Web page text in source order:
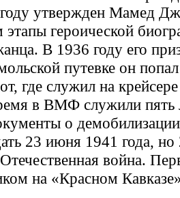
утвержден Мамед
этапы героической
В 1936 году его
путевке он
где служил на
в ВМФ служили пять
о
23 июня 1941 года, но
война.
на «Красном